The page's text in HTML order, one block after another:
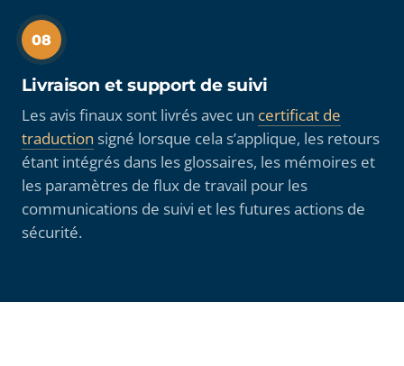
08
Livraison et support de suivi
Les avis finaux sont livrés avec un certificat de
traduction signé lorsque cela s’applique, les retours
étant intégrés dans les glossaires, les mémoires et
les paramètres de flux de travail pour les
communications de suivi et les futures actions de
sécurité.